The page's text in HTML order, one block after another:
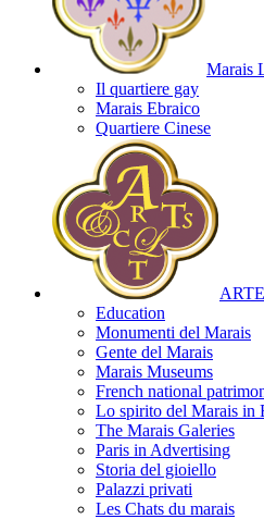
Marais
Il quartiere gay
Marais Ebraico
Quartiere Cinese
Education
Monumenti del Marais
Gente del Marais
Marais Museums
French national
Lo spirito del Marais in
The Marais Galeries
Paris in Advertising
Storia del gioiello
Palazzi privati
Les Chats du marais